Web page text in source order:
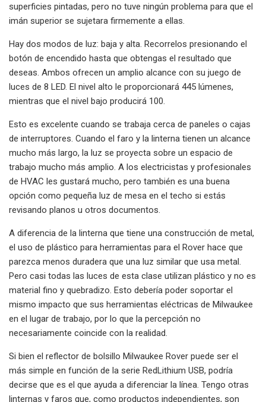
superficies pintadas, pero no tuve ningún problema para que el
imán superior se sujetara firmemente a ellas.
Hay dos modos de luz: baja y alta. Recorrelos presionando el
botón de encendido hasta que obtengas el resultado que
deseas. Ambos ofrecen un amplio alcance con su juego de
luces de 8 LED. El nivel alto le proporcionará 445 lúmenes,
mientras que el nivel bajo producirá 100.
Esto es excelente cuando se trabaja cerca de paneles o cajas
de interruptores. Cuando el faro y la linterna tienen un alcance
mucho más largo, la luz se proyecta sobre un espacio de
trabajo mucho más amplio. A los electricistas y profesionales
de HVAC les gustará mucho, pero también es una buena
opción como pequeña luz de mesa en el techo si estás
revisando planos u otros documentos.
A diferencia de la linterna que tiene una construcción de metal,
el uso de plástico para herramientas para el Rover hace que
parezca menos duradera que una luz similar que usa metal.
Pero casi todas las luces de esta clase utilizan plástico y no es
material fino y quebradizo. Esto debería poder soportar el
mismo impacto que sus herramientas eléctricas de Milwaukee
en el lugar de trabajo, por lo que la percepción no
necesariamente coincide con la realidad.
Si bien el reflector de bolsillo Milwaukee Rover puede ser el
más simple en función de la serie RedLithium USB, podría
decirse que es el que ayuda a diferenciar la línea. Tengo otras
linternas y faros que, como productos independientes, son